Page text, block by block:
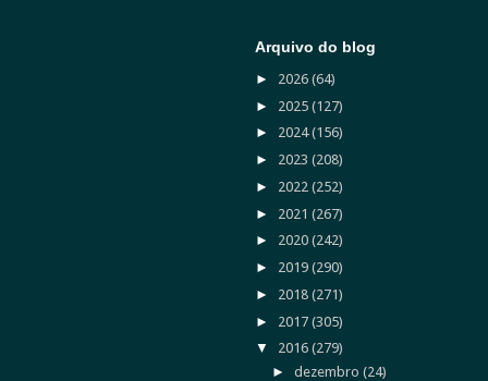
Arquivo do blog
► 2026 (64)
► 2025 (127)
► 2024(156)
► 2023 (208)
► 2022 (252)
► 2021 (267)
► 2020 (242)
► 2019 (290)
► 2018 (271)
► 2017 (305)
▼ 2016 (279)
►dezembro(24)